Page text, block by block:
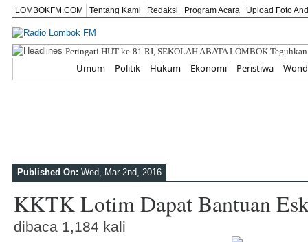
LOMBOKFM.COM Tentang Kami Redaksi Program Acara Upload Foto
Peringati HUT ke-81 RI, SEKOLAH ABATA LOMBOK
Umum Politik Hukum Ekonomi Peristiwa
Published On: Wed, Mar 2nd, 2016
KKTK Lotim Dapat Bantuan
dibaca 1,184 kali